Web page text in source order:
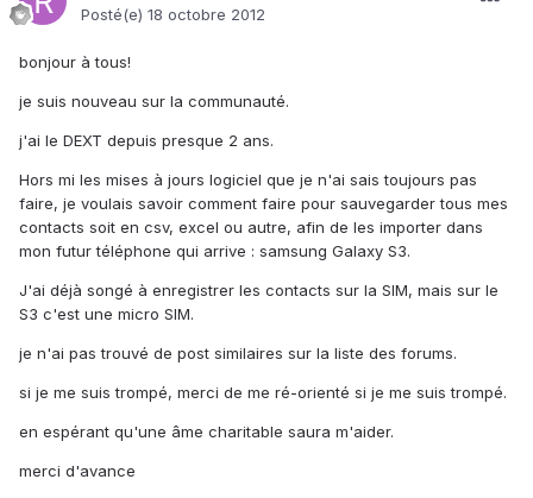
Posté(e) 18 octobre 2012
bonjour à tous!
je suis nouveau sur la communauté.
j'ai le DEXT depuis presque 2 ans.
Hors mi les mises à jours logiciel que je n'ai sais toujours pas
faire, je voulais savoir comment faire pour sauvegarder tous mes
contacts soit en csv, excel ou autre, afin de les importer dans
mon futur téléphone qui arrive : samsung Galaxy S3.
J'ai déjà songé à enregistrer les contacts sur la SIM, mais sur le
S3 c'est une micro SIM.
je n'ai pas trouvé de post similaires sur la liste des forums.
si je me suis trompé, merci de me ré-orienté si je me suis trompé.
en espérant qu'une âme charitable saura m'aider.
merci d'avance